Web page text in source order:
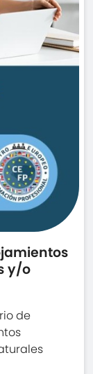
y/o
de